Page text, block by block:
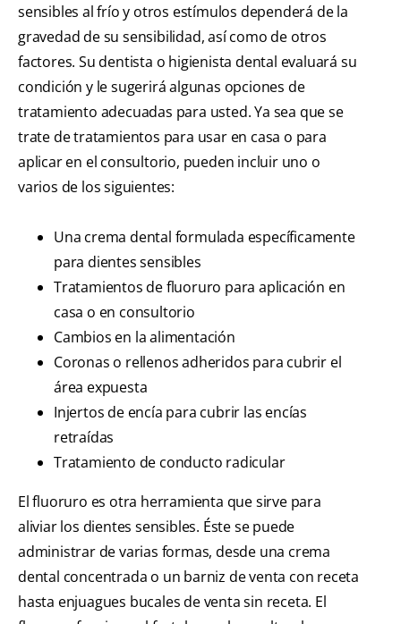
sensibles al frío y otros estímulos dependerá de la
gravedad de su sensibilidad, así como de otros
factores. Su dentista o higienista dental evaluará su
condición y le sugerirá algunas opciones de
tratamiento adecuadas para usted. Ya sea que se
trate de tratamientos para usar en casa o para
aplicar en el consultorio, pueden incluir uno o
varios de los siguientes:
Una crema dental formulada específicamente
para dientes sensibles
Tratamientos de fluoruro para aplicación en
casa o en consultorio
Cambios en la alimentación
Coronas o rellenos adheridos para cubrir el
área expuesta
Injertos de encía para cubrir las encías
retraídas
Tratamiento de conducto radicular
El fluoruro es otra herramienta que sirve para
aliviar los dientes sensibles. Éste se puede
administrar de varias formas, desde una crema
dental concentrada o un barniz de venta con receta
hasta enjuagues bucales de venta sin receta. El